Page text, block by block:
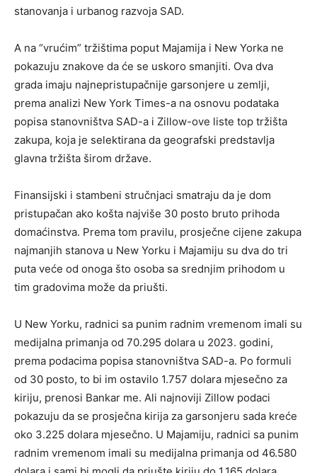
stanovanja i urbanog razvoja SAD.
A na “vrućim” tržištima poput Majamija i New Yorka ne
pokazuju znakove da će se uskoro smanjiti. Ova dva
grada imaju najnepristupačnije garsonjere u zemlji,
prema analizi New York Times-a na osnovu podataka
popisa stanovništva SAD-a i Zillow-ove liste top tržišta
zakupa, koja je selektirana da geografski predstavlja
glavna tržišta širom države.
Finansijski i stambeni stručnjaci smatraju da je dom
pristupačan ako košta najviše 30 posto bruto prihoda
domaćinstva. Prema tom pravilu, prosječne cijene zakupa
najmanjih stanova u New Yorku i Majamiju su dva do tri
puta veće od onoga što osoba sa srednjim prihodom u
tim gradovima može da priušti.
U New Yorku, radnici sa punim radnim vremenom imali su
medijalna primanja od 70.295 dolara u 2023. godini,
prema podacima popisa stanovništva SAD-a. Po formuli
od 30 posto, to bi im ostavilo 1.757 dolara mjesečno za
kiriju, prenosi Bankar me. Ali najnoviji Zillow podaci
pokazuju da se prosječna kirija za garsonjeru sada kreće
oko 3.225 dolara mjesečno. U Majamiju, radnici sa punim
radnim vremenom imali su medijalna primanja od 46.580